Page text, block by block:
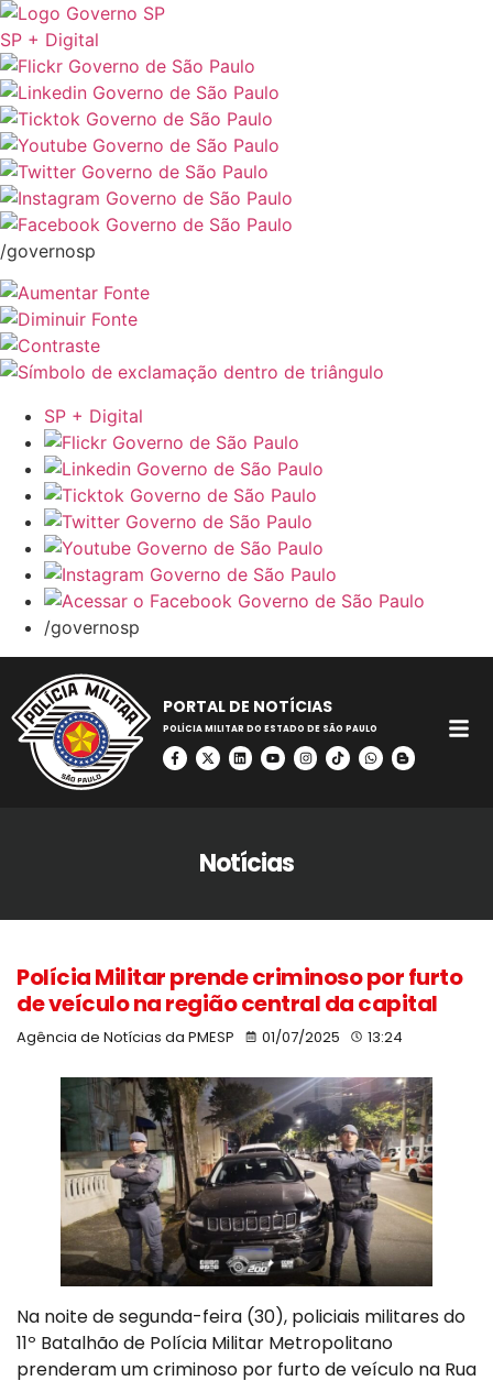
SP + Digital
/governosp
SP + Digital
/governosp
PORTAL DE NOTÍCIAS
POLÍCIA MILITAR DO ESTADO DE SÃO PAULO
Notícias
Polícia Militar prende criminoso por furto
de veículo na região central da capital
Agência de Notícias da PMESP 01/07/2025 13:24
Na noite de segunda-feira (30), policiais militares do
11º Batalhão de Polícia Militar Metropolitano
prenderam um criminoso por furto de veículo na Rua